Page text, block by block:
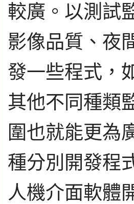
較廣。以測試
影像品質、夜
發一些程式，
其他不同種類
圍也就能更為
種分別開發程
人機介面軟體